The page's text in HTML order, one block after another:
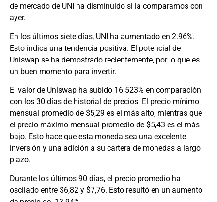
de mercado de UNI ha disminuido si la comparamos con
ayer.
En los últimos siete días, UNI ha aumentado en 2.96%.
Esto indica una tendencia positiva. El potencial de
Uniswap se ha demostrado recientemente, por lo que es
un buen momento para invertir.
El valor de Uniswap ha subido 16.523% en comparación
con los 30 días de historial de precios. El precio mínimo
mensual promedio de $5,29 es el más alto, mientras que
el precio máximo mensual promedio de $5,43 es el más
bajo. Esto hace que esta moneda sea una excelente
inversión y una adición a su cartera de monedas a largo
plazo.
Durante los últimos 90 días, el precio promedio ha
oscilado entre $6,82 y $7,76. Esto resultó en un aumento